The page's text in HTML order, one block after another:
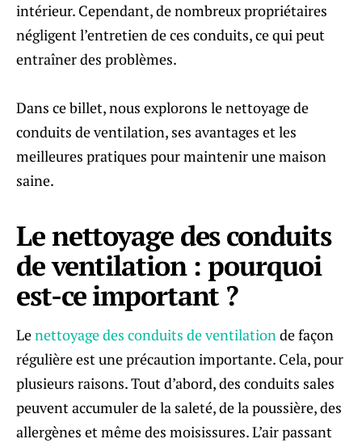
intérieur. Cependant, de nombreux propriétaires
négligent l’entretien de ces conduits, ce qui peut
entraîner des problèmes.
Dans ce billet, nous explorons le nettoyage de
conduits de ventilation, ses avantages et les
meilleures pratiques pour maintenir une maison
saine.
Le nettoyage des conduits
de ventilation : pourquoi
est-ce important ?
Lenettoyage des conduits de ventilationde façon
régulière est une précaution importante. Cela, pour
plusieurs raisons. Tout d’abord, des conduits sales
peuvent accumuler de la saleté, de la poussière, des
allergènes et même des moisissures. L’air passant